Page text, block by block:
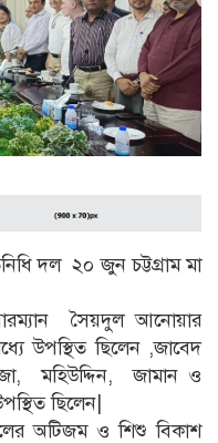
দল ২০ জুন চট্টগ্রাম মা
সৈয়দুল আনোয়ার
উপস্থিত ছিলেন ,জাবেদ
মহিউদ্দিন, জামান ও
ছিলেন|
অটিজম ও শিশু বিকাশ